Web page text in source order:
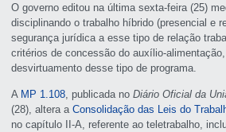
O governo editou na última sexta-feira (25)
disciplinando o trabalho híbrido (presencial e
segurança jurídica a esse tipo de relação
critérios de concessão do auxílio-
desvirtuamento desse tipo de programa.
A MP 1.108 , publicada noDiário Oficial da
(28), altera aConsolidação das Leis do
no capítulo II-A, referente ao teletrabalho,